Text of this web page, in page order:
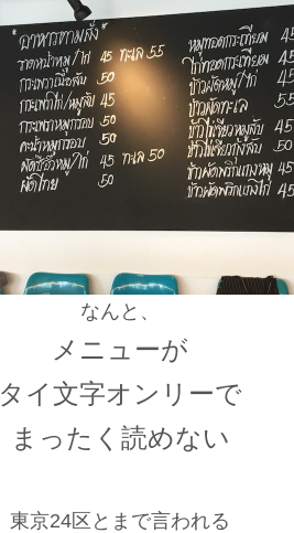
なんと、
メニューが
タイ文字オンリーで
まったく読めない
東京24区とまで言われる